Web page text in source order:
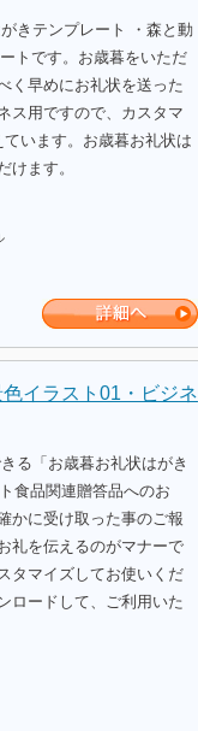
きテンプレート ・森と動
トです。お歳暮をいただ
く早めにお礼状を送った
ス用ですので、カスタマ
います。お歳暮お礼状は
けます。
イラスト01・ビジネ
る「お歳暮お礼状はがき
食品関連贈答品へのお
かに受け取った事のご報
礼を伝えるのがマナーで
タマイズしてお使いくだ
ロードして、ご利用いた